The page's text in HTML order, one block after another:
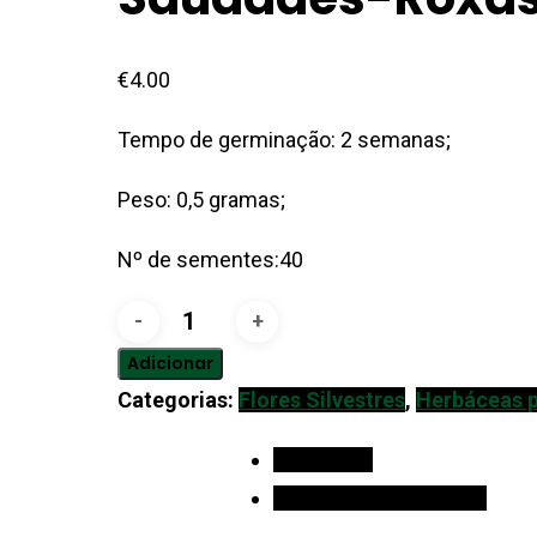
€4.00
Tempo de germinação: 2 semanas;
Peso: 0,5 gramas;
Nº de sementes:40
Quantidade
de
Saudades-
Adicionar
Categorias: Flores Silvestres, Herbáceas